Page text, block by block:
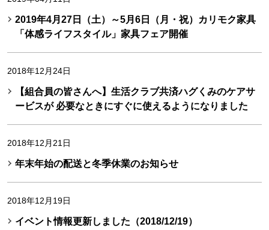
2019年4月27日（土）～5月6日（月・祝）カリモク家具
「体感ライフスタイル」家具フェア開催
2018年12月24日
【組合員の皆さんへ】生活クラブ共済ハグくみのケアサ
ービスが 必要なときにすぐに使えるようになりました
2018年12月21日
年末年始の配送と冬季休業のお知らせ
2018年12月19日
イベント情報更新しました（2018/12/19）